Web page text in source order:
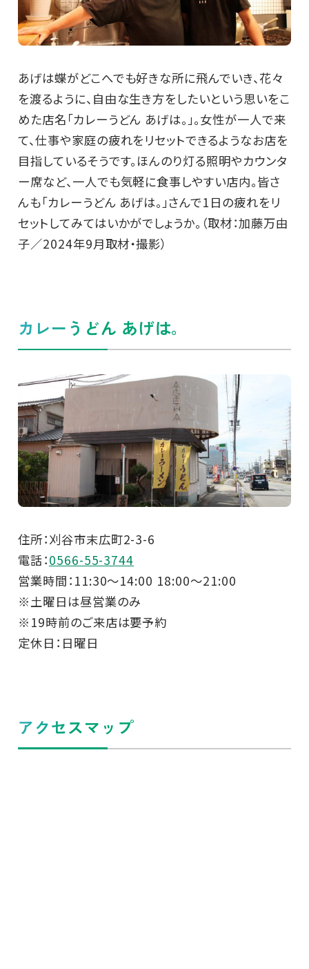
あげは蝶がどこへでも好きな所に飛んでいき、花々
を渡るように、自由な生き方をしたいという思いをこ
めた店名「カレーうどん あげは。」。女性が一人で来
て、仕事や家庭の疲れをリセットできるようなお店を
目指しているそうです。ほんのり灯る照明やカウンタ
ー席など、一人でも気軽に食事しやすい店内。皆さ
んも「カレーうどん あげは。」さんで1日の疲れをリ
セットしてみてはいかがでしょうか。（取材：加藤万由
子／2024年9月取材・撮影）
カレーうどん あげは。
住所：刈谷市末広町2-3-6
電話：0566-55-3744
営業時間：11:30～14:00 18:00～21:00
※土曜日は昼営業のみ
※19時前のご来店は要予約
定休日：日曜日
アクセスマップ